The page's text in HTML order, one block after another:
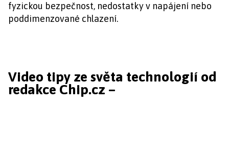
fyzickou bezpečnost, nedostatky v napájení nebo
poddimenzované chlazení.
Video tipy ze světa technologií od
redakce Chip.cz –